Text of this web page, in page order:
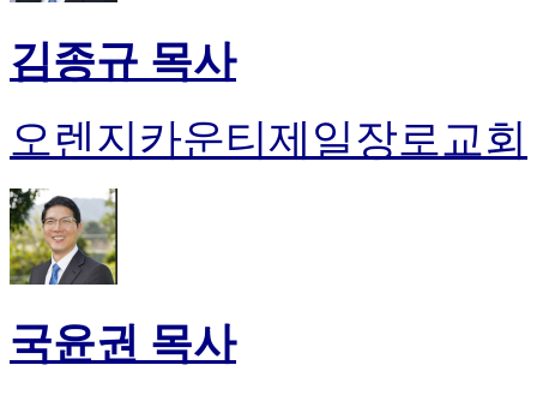
김종규 목사
오렌지카운티제일장로교회
국윤권 목사